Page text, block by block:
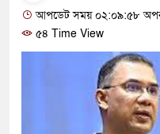
আপডেট সময় ০২:০৯:৫৮
৫৪ Time View